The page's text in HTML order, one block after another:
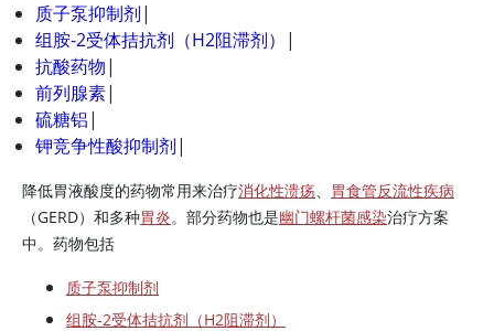
质子泵抑制剂|
组胺-2受体拮抗剂（H2阻滞剂） |
抗酸药物|
前列腺素|
硫糖铝|
钾竞争性酸抑制剂|
降低胃液酸度的药物常用来治疗消化性溃疡、
胃食管反流性疾病
（GERD）和多种胃炎。部分药物也是幽门螺杆菌感染治疗方案
中。药物包括
质子泵抑制剂
组胺-2受体拮抗剂（H2阻滞剂）